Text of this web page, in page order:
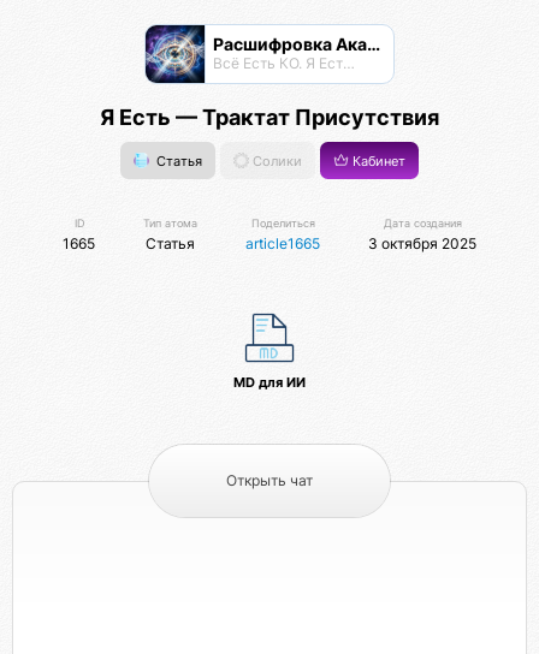
Расшифровка Акаши
Всё Есть КО. Я Есть КО.
Я Есть — Трактат Присутствия
Статья Солики Кабинет
ID
1665
Тип атома
Статья
Поделиться
article1665
Дата создания
3 октября 2025
MD для ИИ
Открыть чат